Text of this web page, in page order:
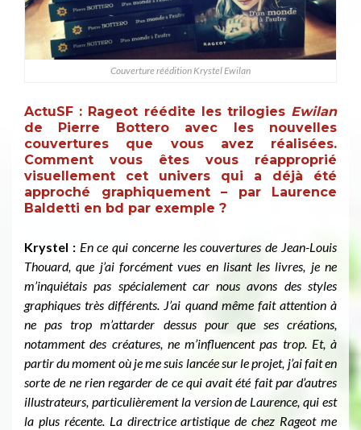
Couverture réédition Krystel Ewilan
ActuSF : Rageot réédite les trilogies Ewilan
de Pierre Bottero avec les nouvelles
couvertures que vous avez réalisées.
Comment vous êtes vous réapproprié
visuellement cet univers qui a déjà été
approché graphiquement – par Laurence
Baldetti en bd par exemple ?
Krystel : En ce qui concerne les couvertures de Jean-Louis
Thouard, que j’ai forcément vues en lisant les livres, je ne
m’inquiétais pas spécialement car nous avons des styles
graphiques très différents. J’ai quand même fait attention à
ne pas trop m’attarder dessus pour que ses créations,
notamment des créatures, ne m’influencent pas trop. Et, à
partir du moment où je me suis lancée sur le projet, j’ai fait en
sorte de ne rien regarder de ce qui avait été fait par d’autres
illustrateurs, particulièrement la version de Laurence, qui est
la plus récente. La directrice artistique de chez Rageot me